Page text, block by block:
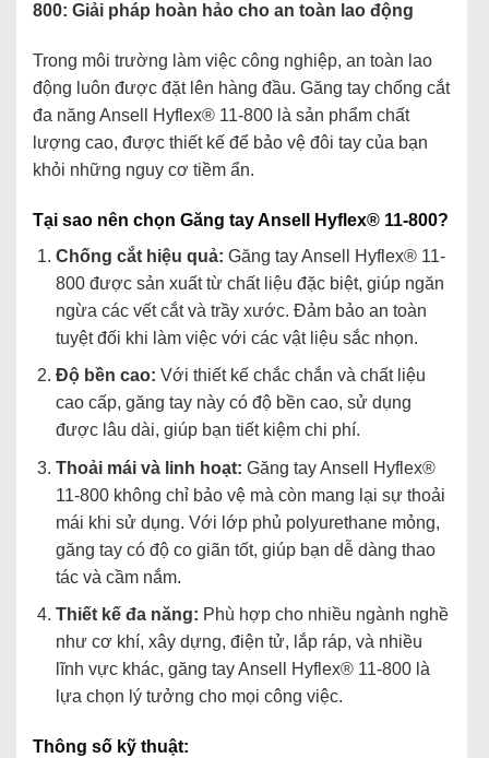
800: Giải pháp hoàn hảo cho an toàn lao động
Trong môi trường làm việc công nghiệp, an toàn lao
động luôn được đặt lên hàng đầu. Găng tay chống cắt
đa năng Ansell Hyflex® 11-800 là sản phẩm chất
lượng cao, được thiết kế để bảo vệ đôi tay của bạn
khỏi những nguy cơ tiềm ẩn.
Tại sao nên chọn Găng tay Ansell Hyflex® 11-800?
Chống cắt hiệu quả: Găng tay Ansell Hyflex® 11-
800 được sản xuất từ chất liệu đặc biệt, giúp ngăn
ngừa các vết cắt và trầy xước. Đảm bảo an toàn
tuyệt đối khi làm việc với các vật liệu sắc nhọn.
Độ bền cao: Với thiết kế chắc chắn và chất liệu
cao cấp, găng tay này có độ bền cao, sử dụng
được lâu dài, giúp bạn tiết kiệm chi phí.
Thoải mái và linh hoạt: Găng tay Ansell Hyflex®
11-800 không chỉ bảo vệ mà còn mang lại sự thoải
mái khi sử dụng. Với lớp phủ polyurethane mỏng,
găng tay có độ co giãn tốt, giúp bạn dễ dàng thao
tác và cầm nắm.
Thiết kế đa năng: Phù hợp cho nhiều ngành nghề
như cơ khí, xây dựng, điện tử, lắp ráp, và nhiều
lĩnh vực khác, găng tay Ansell Hyflex® 11-800 là
lựa chọn lý tưởng cho mọi công việc.
Thông số kỹ thuật: